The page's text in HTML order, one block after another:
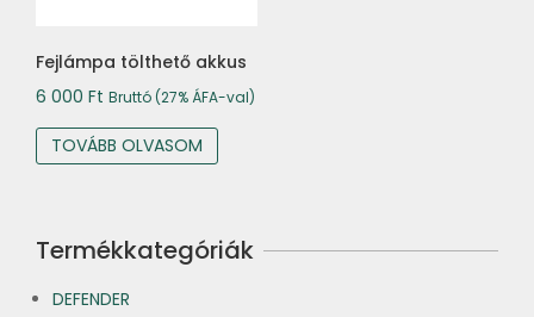
Fejlámpa tölthető akkus
6 000 Ft Bruttó (27% ÁFA-val)
TOVÁBB OLVASOM
Termékkategóriák
DEFENDER